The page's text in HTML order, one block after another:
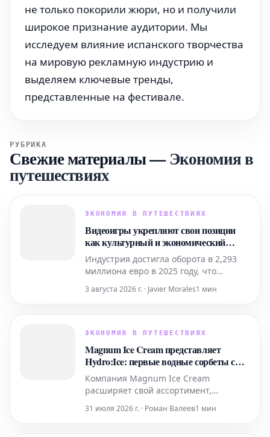
не только покорили жюри, но и получили
широкое признание аудитории. Мы
исследуем влияние испанского творчества
на мировую рекламную индустрию и
выделяем ключевые тренды,
представленные на фестивале.
РУБРИКА
Свежие материалы—Экономия в
путешествиях
ЭКОНОМИЯ В ПУТЕШЕСТВИЯХ
Видеоигры укрепляют свои позиции
как культурный и экономический
двигатель Испании: уже 22,8 миллиона
игроков
Индустрия достигла оборота в 2,293
миллиона евро в 2025 году, что
значимость, выходящие за рамки
3 августа 2026 г. · Javier Morales1 мин
ЭКОНОМИЯ В ПУТЕШЕСТВИЯХ
Magnum Ice Cream представляет
Hydro:Ice: первые водные сорбеты с
витаминами и минералами
Компания Magnum Ice Cream
расширяет свой ассортимент,
Hydro:Ice – первые два водных
31 июля 2026 г. · Роман Валеев1 мин